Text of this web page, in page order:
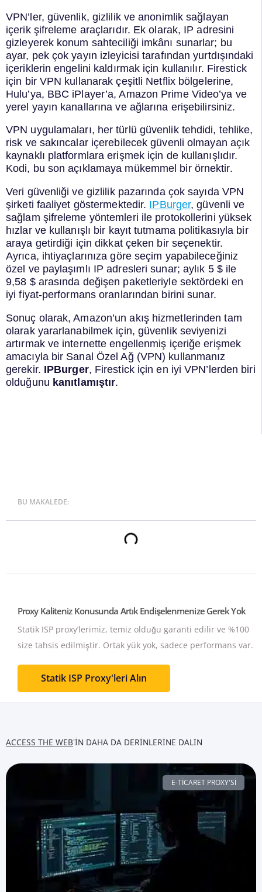
VPN’ler, güvenlik, gizlilik ve anonimlik sağlayan
içerik şifreleme araçlarıdır. Ek olarak, IP adresini
gizleyerek konum sahteciliği imkânı sunarlar; bu
ayar, pek çok yayın izleyicisi tarafından yurtdışındaki
içeriklerin engelini kaldırmak için kullanılır. Firestick
için bir VPN kullanarak çeşitli Netflix bölgelerine,
Hulu’ya, BBC iPlayer’a, Amazon Prime Video’ya ve
yerel yayın kanallarına ve ağlarına erişebilirsiniz.
VPN uygulamaları, her türlü güvenlik tehdidi, tehlike,
risk ve sakıncalar içerebilecek güvenli olmayan açık
kaynaklı platformlara erişmek için de kullanışlıdır.
Kodi, bu son açıklamaya mükemmel bir örnektir.
Veri güvenliği ve gizlilik pazarında çok sayıda VPN
şirketi faaliyet göstermektedir. IPBurger, güvenli ve
sağlam şifreleme yöntemleri ile protokollerini yüksek
hızlar ve kullanışlı bir kayıt tutmama politikasıyla bir
araya getirdiği için dikkat çeken bir seçenektir.
Ayrıca, ihtiyaçlarınıza göre seçim yapabileceğiniz
özel ve paylaşımlı IP adresleri sunar; aylık 5 $ ile
9,58 $ arasında değişen paketleriyle sektördeki en
iyi fiyat-performans oranlarından birini sunar.
Sonuç olarak, Amazon’un akış hizmetlerinden tam
olarak yararlanabilmek için, güvenlik seviyenizi
artırmak ve internette engellenmiş içeriğe erişmek
amacıyla bir Sanal Özel Ağ (VPN) kullanmanız
gerekir. IPBurger, Firestick için en iyi VPN’lerden biri
olduğunu kanıtlamıştır.
BU MAKALEDE:
Proxy Kaliteniz Konusunda Artık Endişelenmenize Gerek Yok
Statik ISP proxy’lerimiz, temiz olduğu garanti edilir ve %100
size tahsis edilmiştir. Ortak yük yok, sadece performans var.
Statik ISP Proxy'leri Alın
ACCESS THE WEB'IN DAHA DA DERINLERINE DALIN
E-TICARET PROXY'SI